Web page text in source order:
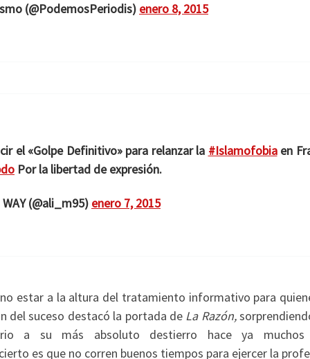
(@PodemosPeriodis) enero 8, 2015
el «Golpe Definitivo» para relanzar la #Islamofobiaen
Por la libertad de expresión.
(@ali_m95) enero 7, 2015
estar a la altura del tratamiento informativo para
del suceso destacó la portada de La Razón,
a su más absoluto destierro hace ya muchos
es que no corren buenos tiempos para ejercer la